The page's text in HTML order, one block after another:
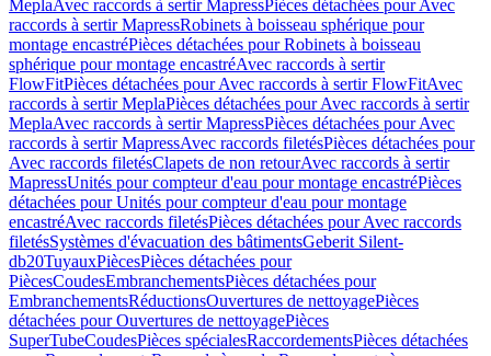
MeplaAvec raccords à sertir MapressPièces détachées pour Avec
raccords à sertir MapressRobinets à boisseau sphérique pour
montage encastréPièces détachées pour Robinets à boisseau
sphérique pour montage encastréAvec raccords à sertir
FlowFitPièces détachées pour Avec raccords à sertir FlowFitAvec
raccords à sertir MeplaPièces détachées pour Avec raccords à sertir
MeplaAvec raccords à sertir MapressPièces détachées pour Avec
raccords à sertir MapressAvec raccords filetésPièces détachées pour
Avec raccords filetésClapets de non retourAvec raccords à sertir
MapressUnités pour compteur d'eau pour montage encastréPièces
détachées pour Unités pour compteur d'eau pour montage
encastréAvec raccords filetésPièces détachées pour Avec raccords
filetésSystèmes d'évacuation des bâtimentsGeberit Silent-
db20TuyauxPiècesPièces détachées pour
PiècesCoudesEmbranchementsPièces détachées pour
EmbranchementsRéductionsOuvertures de nettoyagePièces
détachées pour Ouvertures de nettoyagePièces
SuperTubeCoudesPièces spécialesRaccordementsPièces détachées